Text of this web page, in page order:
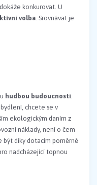
konkurovat. U
volba. Srovnávat je
hudbou budoucnosti
chcete se v
ekologickým daním z
náklady, není o čem
být díky dotacím poměrně
nadcházející topnou